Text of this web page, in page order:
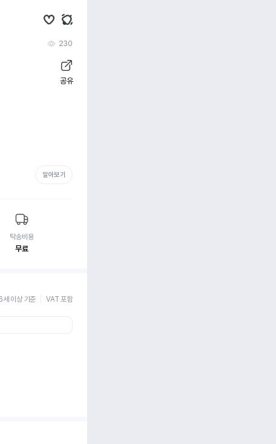
230
공유
알아보기
탁송비용
무료
이상 기준 VAT 포함